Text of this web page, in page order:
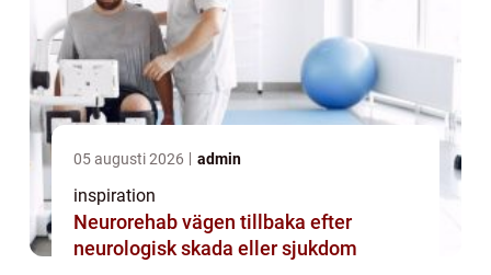
05 augusti 2026 admin
inspiration
Neurorehab vägen tillbaka efter
neurologisk skada eller sjukdom